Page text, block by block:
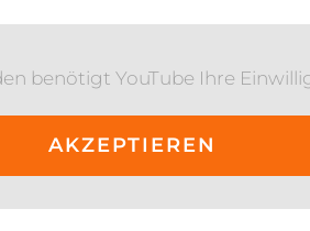
benötigt YouTube Ihre
AKZEPTIEREN